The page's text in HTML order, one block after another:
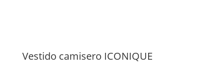
Vestido camisero ICONIQUE